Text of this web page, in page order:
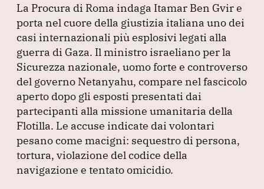
c
e
b
o
o
k
k
e
dI
n
at
s
A
p
p
e
gr
a
m
ai
l
La Procura di Roma indaga Itamar Ben Gvir e
porta nel cuore della giustizia italiana uno dei
casi internazionali più esplosivi legati alla
guerra di Gaza. Il ministro israeliano per la
Sicurezza nazionale, uomo forte e controverso
del governo Netanyahu, compare nel fascicolo
aperto dopo gli esposti presentati dai
partecipanti alla missione umanitaria della
Flotilla. Le accuse indicate dai volontari
pesano come macigni: sequestro di persona,
tortura, violazione del codice della
navigazione e tentato omicidio.